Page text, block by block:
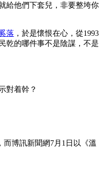
給他們下套兒，非要整垮你
落 ，於是懷恨在心，從1993
乾的哪件事不是陰謀，不是
對着幹？
博訊新聞網7月1日以《溫